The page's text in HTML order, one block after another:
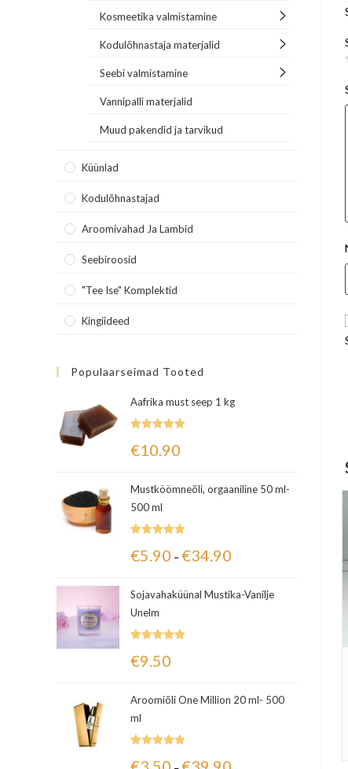
Kosmeetika valmistamine
Kodulõhnastaja materjalid
Seebi valmistamine
Vannipalli materjalid
Muud pakendid ja tarvikud
Küünlad
Kodulõhnastajad
Aroomivahad Ja Lambid
Seebiroosid
"Tee Ise" Komplektid
Kingiideed
Populaarseimad Tooted
Aafrika must seep 1 kg
5.00/ 5
€10.90
Mustköömneõli, orgaaniline 50 ml-
500 ml
5.00 / 5
€5.90 –€34.90
Sojavahaküünal Mustika-Vanilje
Unelm
5.00 / 5
€9.50
Aroomiõli One Million 20 ml- 500
ml